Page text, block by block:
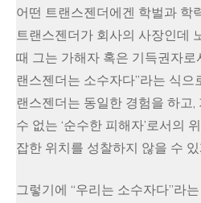
어떤 트랜스젠더에겐 학벌과 학
트랜스젠더가 회사의 사장인데
때 그는 가해자 혹은 기득권자로
랜스젠더는 소수자다”라는 식
랜스젠더는 동일한 경험을 하고
수 없는 ‘순수한 피해자’로서의
잡한 위치를 성찰하지 않을 수
그렇기에 “우리는 소수자다”라